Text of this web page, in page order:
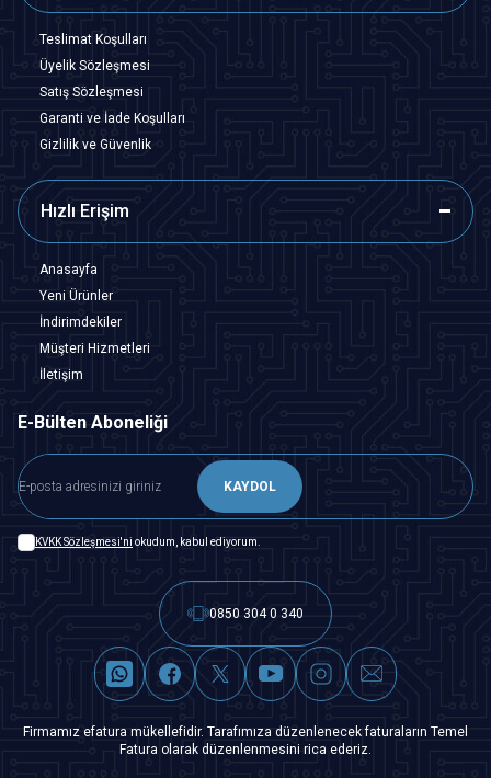
Teslimat Koşulları
Üyelik Sözleşmesi
Satış Sözleşmesi
Garanti ve İade Koşulları
Gizlilik ve Güvenlik
Hızlı Erişim
Anasayfa
Yeni Ürünler
İndirimdekiler
Müşteri Hizmetleri
İletişim
E-Bülten Aboneliği
KAYDOL
KVKK Sözleşmesi'ni okudum, kabul ediyorum.
0850 304 0 340
Firmamız efatura mükellefidir. Tarafımıza düzenlenecek faturaların Temel
Fatura olarak düzenlenmesini rica ederiz.